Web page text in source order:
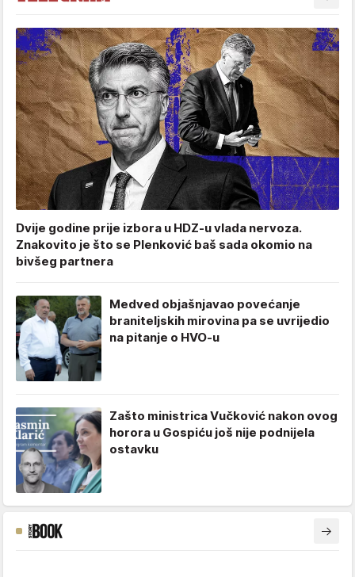
Dvije godine prije izbora u HDZ-u vlada nervoza.
Znakovito je što se Plenković baš sada okomio na
bivšeg partnera
Medved objašnjavao povećanje
braniteljskih mirovina pa se uvrijedio
na pitanje o HVO-u
Zašto ministrica Vučković nakon ovog
horora u Gospiću još nije podnijela
ostavku